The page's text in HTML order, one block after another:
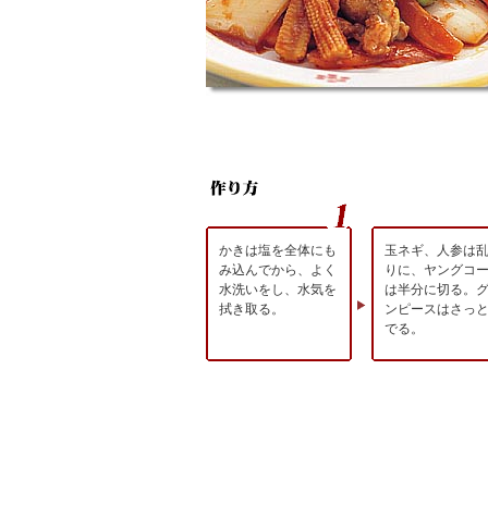
かきは塩を全体にも
み込んでから、よく
水洗いをし、水気を
拭き取る。
玉ネギ、人参は
りに、ヤングコ
は半分に切る。
ンピースはさっ
でる。